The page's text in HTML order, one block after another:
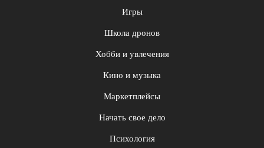
Игры
Школа дронов
Хобби и увлечения
Кино и музыка
Маркетплейсы
Начать свое дело
Психология